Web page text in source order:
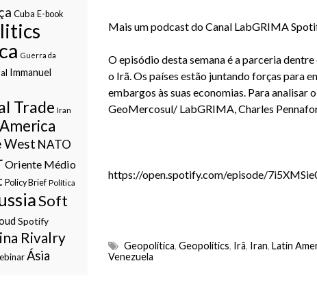
Mais um podcast do Canal LabGRIMA
O episódio desta semana é a parceria
o Irã. Os países estão juntando forças para
embargos às suas economias. Para analisar
GeoMercosul/ LabGRIMA, Charles
https://open.spotify.com/episode/
Geopolítica, Geopolitics, Irã, Iran, Latin
Venezuela
Cuba E-book
Guerra da
Immanuel
Trade Iran
West NATO
Oriente Médio
Policy Brief Política
Soft
Spotify
Rivalry
Ásia